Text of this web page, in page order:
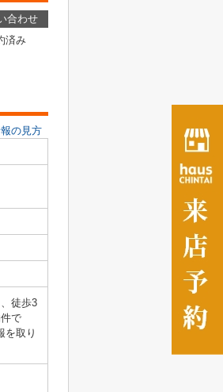
合わせ
済み
の見方
徒歩3
で
を取り